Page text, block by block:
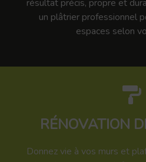
résultat précis, propre et
un plâtrier professionnel
espaces selon
RÉNOVATION
Donnez vie à vos murs et